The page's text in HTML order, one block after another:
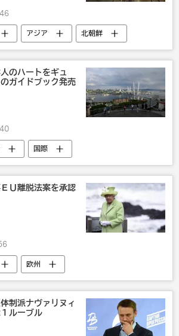
アジア
北朝鮮
争・対立・外交
のハートをギュ
ガイドブック発売
国際
国内
旅行
Ｕ離脱法案を承認
欧州
制派ナヴァリヌィ
ルーブル